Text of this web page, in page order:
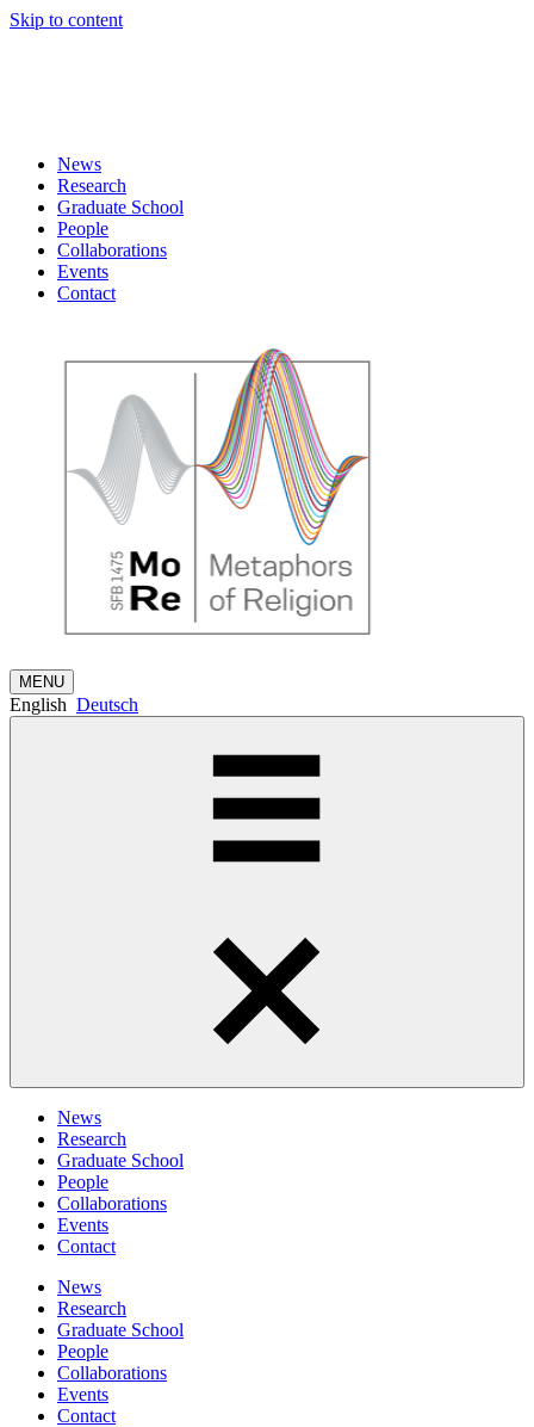
Skip to content
News
Research
Graduate School
People
Collaborations
Events
Contact
MENU
English Deutsch
News
Research
Graduate School
People
Collaborations
Events
Contact
News
Research
Graduate School
People
Collaborations
Events
Contact